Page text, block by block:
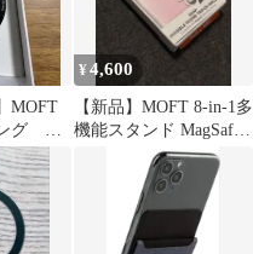
MOFT
グ モ
リング
¥4,600
【新品】MOFT 8-in-1多
機能スタンド MagSafe
サクラピンク